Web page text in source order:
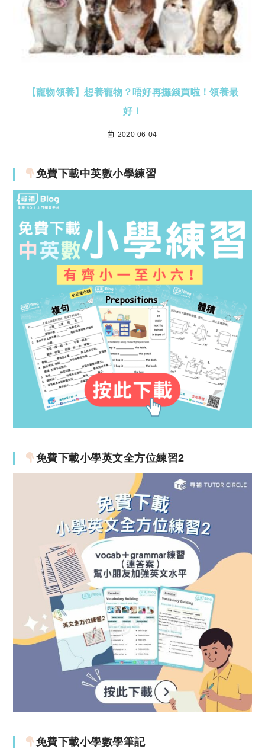
【寵物領養】想養寵物？唔好再攞錢買啦！領養最
好！
2020-06-04
免費下載中英數小學練習
免費下載小學英文全方位練習2
免費下載小學數學筆記